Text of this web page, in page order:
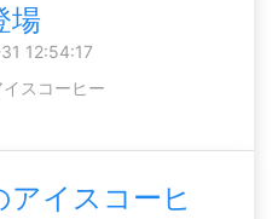
場
12:54:17
イスコーヒー
アイスコーヒ